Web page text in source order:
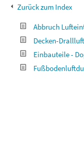
Zurück zum Index
Abbruch
Decken-
Einbauteile -